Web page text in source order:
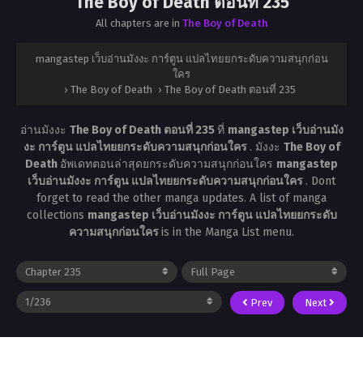
All chapters are in The Boy of Death
mangastep เว็บอ่านมังงะ การ์ตูน แปลไทยยกระดับความสนุกก่อน
ใคร
› The Boy of Death › The Boy of Death ตอนที่ 235
อ่านมังงะ The Boy of Death ตอนที่ 235ที่ mangastep เว็บอ่านมัง
งะ การ์ตูน แปลไทยยกระดับความสนุกก่อนใคร . มังงะ The Boy of
Death อัพเดทตอนล่าสุดยกระดับความสนุกก่อนใคร mangastep
เว็บอ่านมังงะ การ์ตูน แปลไทยยกระดับความสนุกก่อนใคร . Dont
forget to read the other manga updates. A list of manga
collections mangastep เว็บอ่านมังงะ การ์ตูน แปลไทยยกระดับ
ความสนุกก่อนใครis in the Manga List menu.
Prev Next